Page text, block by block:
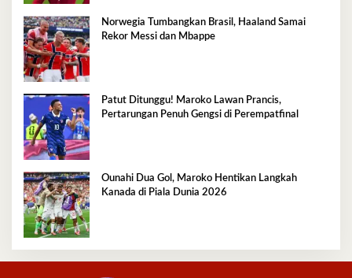
Norwegia Tumbangkan Brasil, Haaland Samai
Rekor Messi dan Mbappe
Patut Ditunggu! Maroko Lawan Prancis,
Pertarungan Penuh Gengsi di Perempatfinal
Ounahi Dua Gol, Maroko Hentikan Langkah
Kanada di Piala Dunia 2026